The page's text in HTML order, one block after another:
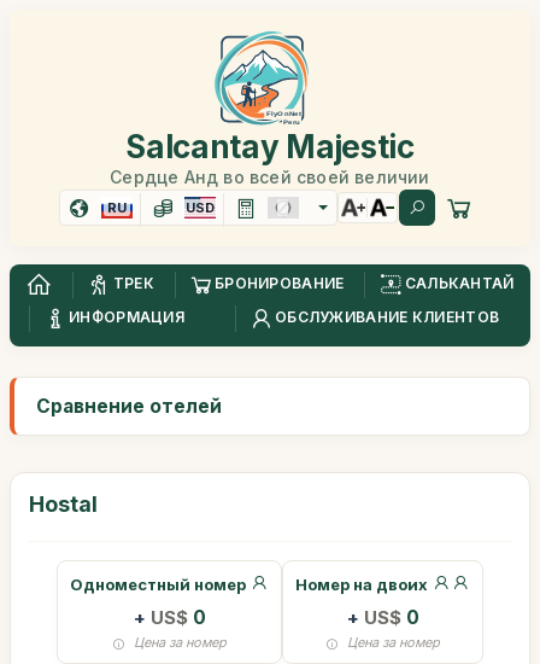
Salcantay Majestic
Сердце Анд во всей своей величии
RU USD
ТРЕК БРОНИРОВАНИЕ
САЛЬКАНТАЙ
ИНФОРМАЦИЯ
ОБСЛУЖИВАНИЕ КЛИЕНТОВ
Сравнение отелей
Hostal
Одноместный номер
+ US$ 0
Цена за номер
Номер на двоих
+ US$ 0
Цена за номер